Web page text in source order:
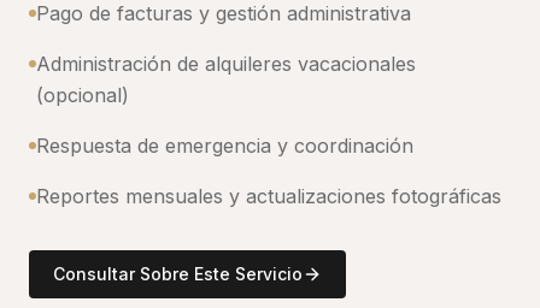
Pago de facturas y gestión administrativa
Administración de alquileres vacacionales
(opcional)
Respuesta de emergencia y coordinación
Reportes mensuales y actualizaciones fotográficas
Consultar Sobre Este Servicio